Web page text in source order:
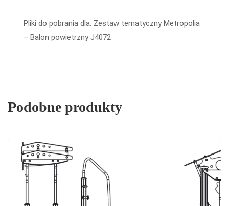
Pliki do pobrania dla: Zestaw tematyczny Metropolia
– Balon powietrzny J4072
Podobne produkty